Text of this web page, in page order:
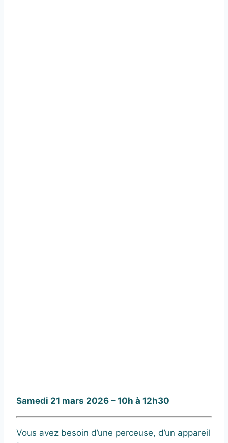
Samedi 21 mars 2026 – 10h à 12h30
Vous avez besoin d’une perceuse, d’un appareil